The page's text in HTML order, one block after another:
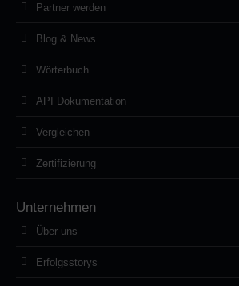
Partner werden
Blog & News
Wörterbuch
API Dokumentation
Vergleichen
Zertifizierung
Unternehmen
Über uns
Erfolgsstorys